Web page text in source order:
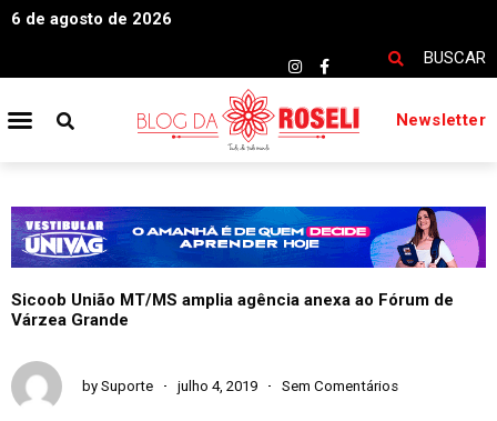
6 de agosto de 2026
BUSCAR
Newsletter
Sicoob União MT/MS amplia agência anexa ao Fórum de
Várzea Grande
by Suporte julho 4, 2019 Sem Comentários